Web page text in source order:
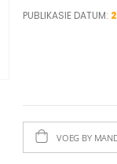
PUBLIKASIE DATUM:
VOEG BY